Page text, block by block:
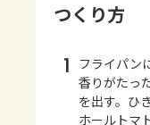
つくり方
1
フライパン
香りがたっ
を出す。ひ
ホールトマ